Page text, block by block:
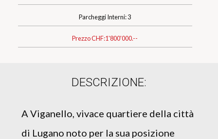
Parcheggi Interni: 3
Prezzo CHF:1'800'000.--
DESCRIZIONE:
A Viganello, vivace quartiere della città
di Lugano noto per la sua posizione